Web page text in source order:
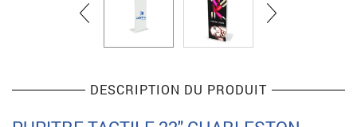
DESCRIPTION DU PRODUIT